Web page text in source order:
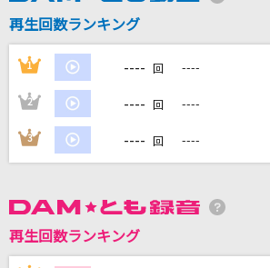
DAMの新曲・ランキングなど
カラオケをもっと楽しもう！
再生回数ランキング
1 ---- 回 ----
2 ---- 回 ----
3 ---- 回 ----
再生回数ランキング